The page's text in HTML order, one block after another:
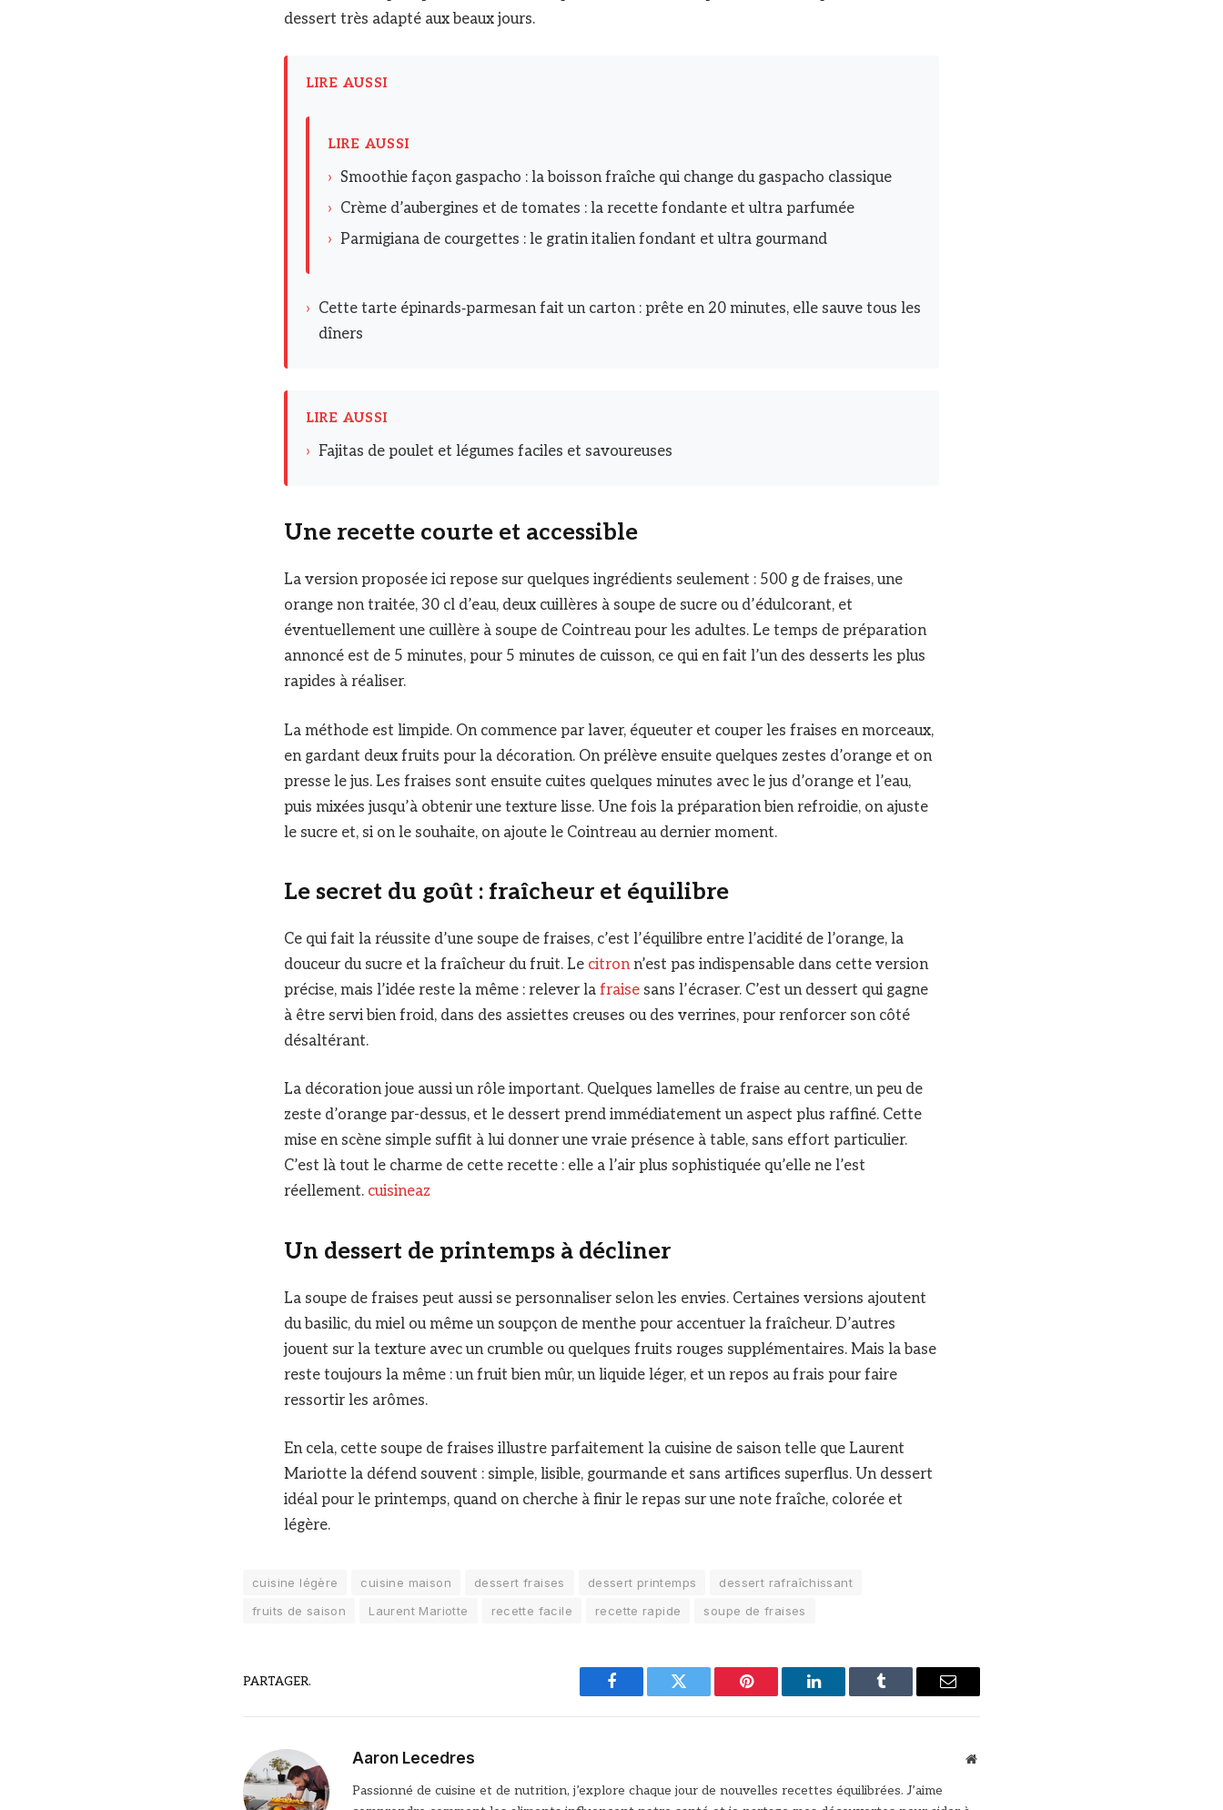
dessert très adapté aux beaux jours.
LIRE AUSSI
LIRE AUSSI
› Smoothie façon gaspacho : la boisson fraîche qui change du gaspacho classique
› Crème d’aubergines et de tomates : la recette fondante et ultra parfumée
› Parmigiana de courgettes : le gratin italien fondant et ultra gourmand
› Cette tarte épinards‑parmesan fait un carton : prête en 20 minutes, elle sauve tous les
dîners
LIRE AUSSI
› Fajitas de poulet et légumes faciles et savoureuses
Une recette courte et accessible
La version proposée ici repose sur quelques ingrédients seulement : 500 g de fraises, une
orange non traitée, 30 cl d’eau, deux cuillères à soupe de sucre ou d’édulcorant, et
éventuellement une cuillère à soupe de Cointreau pour les adultes. Le temps de préparation
annoncé est de 5 minutes, pour 5 minutes de cuisson, ce qui en fait l’un des desserts les plus
rapides à réaliser.
La méthode est limpide. On commence par laver, équeuter et couper les fraises en morceaux,
en gardant deux fruits pour la décoration. On prélève ensuite quelques zestes d’orange et on
presse le jus. Les fraises sont ensuite cuites quelques minutes avec le jus d’orange et l’eau,
puis mixées jusqu’à obtenir une texture lisse. Une fois la préparation bien refroidie, on ajuste
le sucre et, si on le souhaite, on ajoute le Cointreau au dernier moment.
Le secret du goût : fraîcheur et équilibre
Ce qui fait la réussite d’une soupe de fraises, c’est l’équilibre entre l’acidité de l’orange, la
douceur du sucre et la fraîcheur du fruit. Le citronn’est pas indispensable dans cette version
précise, mais l’idée reste la même : relever la fraise sans l’écraser. C’est un dessert qui gagne
à être servi bien froid, dans des assiettes creuses ou des verrines, pour renforcer son côté
désaltérant.
La décoration joue aussi un rôle important. Quelques lamelles de fraise au centre, un peu de
zeste d’orange par-dessus, et le dessert prend immédiatement un aspect plus raffiné. Cette
mise en scène simple suffit à lui donner une vraie présence à table, sans effort particulier.
C’est là tout le charme de cette recette : elle a l’air plus sophistiquée qu’elle ne l’est
réellement. cuisineaz
Un dessert de printemps à décliner
La soupe de fraises peut aussi se personnaliser selon les envies. Certaines versions ajoutent
du basilic, du miel ou même un soupçon de menthe pour accentuer la fraîcheur. D’autres
jouent sur la texture avec un crumble ou quelques fruits rouges supplémentaires. Mais la base
reste toujours la même : un fruit bien mûr, un liquide léger, et un repos au frais pour faire
ressortir les arômes.
En cela, cette soupe de fraises illustre parfaitement la cuisine de saison telle que Laurent
Mariotte la défend souvent : simple, lisible, gourmande et sans artifices superflus. Un dessert
idéal pour le printemps, quand on cherche à finir le repas sur une note fraîche, colorée et
légère.
cuisine légère cuisine maison dessert fraises dessert printemps
dessert rafraîchissant
fruits de saison
Laurent Mariotte recette facile recette rapide soupe de fraises
PARTAGER.
Facebook Twitter Pinterest LinkedIn Tumblr Email
Aaron Lecedres
Site
Passionné de cuisine et de nutrition, j’explore chaque jour de nouvelles recettes équilibrées. J’aime